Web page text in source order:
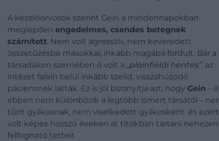
A kezelőorvosok szerint Gein a mindennapokban
meglepően engedelmes, csendes betegnek
számított. Nem volt agresszív, nem keveredett
összetűzésbe másokkal, inkább magába fordult. Bár a
társadalom szemében ő volt a „plainfieldi hentes”, az
intézet falain belül inkább szelíd, visszahúzódó
páciensnek látták. Ez is jól bizonyítja azt, hogy Gein –
ebben nem különbözik a legtöbb ismert társától –
tűnt gyilkosnak, nem viselkedett gyilkosként. és ezért
volt képes hosszú éveken át titokban tartani nehezen
felfogható tetteit.